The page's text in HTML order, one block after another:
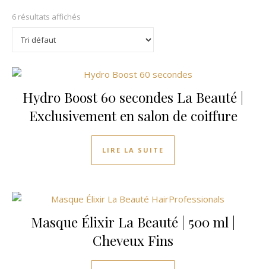
6 résultats affichés
Hydro Boost 60 secondes La Beauté |
Exclusivement en salon de coiffure
LIRE LA SUITE
Masque Élixir La Beauté | 500 ml |
Cheveux Fins